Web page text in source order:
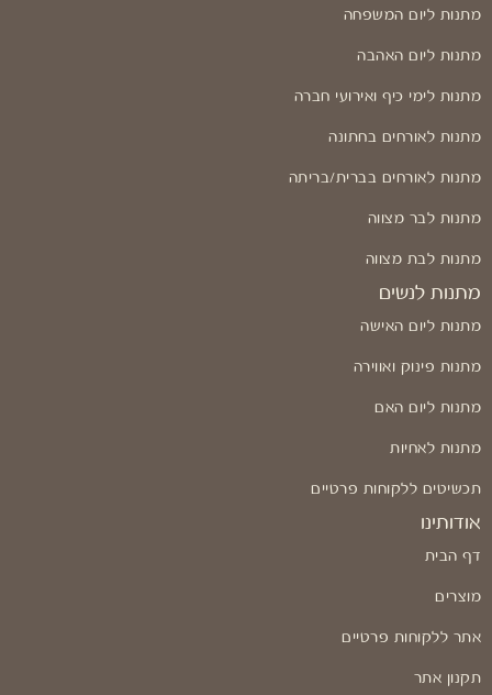
מתנות ליום המשפחה
מתנות ליום האהבה
מתנות לימי כיף ואירועי חברה
מתנות לאורחים בחתונה
מתנות לאורחים בברית/בריתה
מתנות לבר מצווה
מתנות לבת מצווה
מתנות לנשים
מתנות ליום האישה
מתנות פינוק ואווירה
מתנות ליום האם
מתנות לאחיות
תכשיטים ללקוחות פרטיים
אודותינו
דף הבית
מוצרים
אתר ללקוחות פרטיים
תקנון אתר